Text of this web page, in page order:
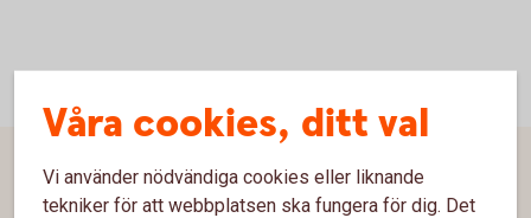
Våra cookies, ditt val
Vi använder nödvändiga cookies eller liknande
tekniker för att webbplatsen ska fungera för dig. Det
Sidfot
Hitta snabbt